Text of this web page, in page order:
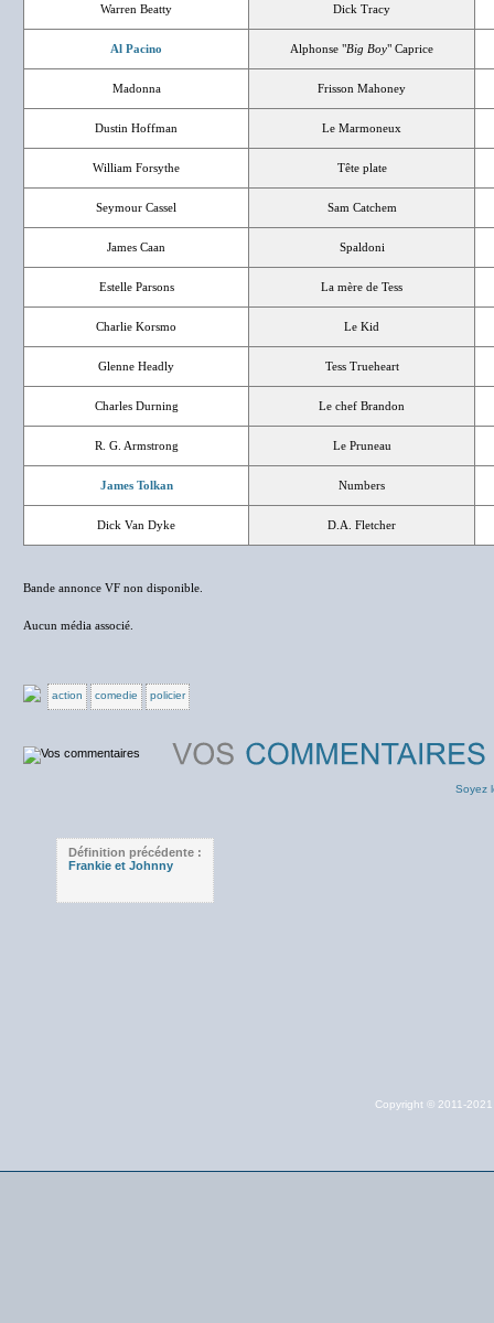
Warren Beatty Dick Tracy
Al Pacino Alphonse "Big Boy" Caprice
Madonna Frisson Mahoney
Dustin Hoffman Le Marmoneux
William Forsythe Tête plate
Seymour Cassel Sam Catchem
James Caan Spaldoni
Estelle Parsons La mère de Tess
Charlie Korsmo Le Kid
Glenne Headly Tess Trueheart
Charles Durning Le chef Brandon
R. G. Armstrong Le Pruneau
James Tolkan Numbers
Dick Van Dyke D.A. Fletcher
Bande annonce VF non disponible.
Aucun média associé.
action comedie policier
Soyez
Définition précédente :
Frankie et Johnny
Copyright © 2011-